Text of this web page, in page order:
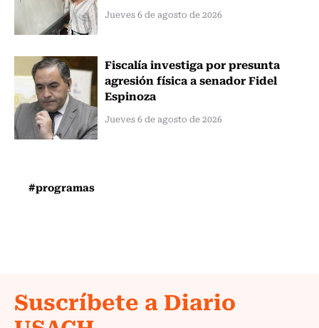
Jueves 6 de agosto de 2026
Fiscalía investiga por presunta
agresión física a senador Fidel
Espinoza
Jueves 6 de agosto de 2026
#programas